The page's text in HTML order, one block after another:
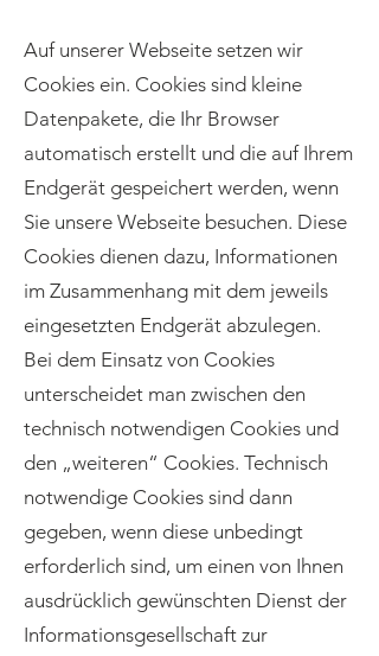
Auf unserer Webseite setzen wir
Cookies ein. Cookies sind kleine
Datenpakete, die Ihr Browser
automatisch erstellt und die auf Ihrem
Endgerät gespeichert werden, wenn
Sie unsere Webseite besuchen. Diese
Cookies dienen dazu, Informationen
im Zusammenhang mit dem jeweils
eingesetzten Endgerät abzulegen.
Bei dem Einsatz von Cookies
unterscheidet man zwischen den
technisch notwendigen Cookies und
den „weiteren“ Cookies. Technisch
notwendige Cookies sind dann
gegeben, wenn diese unbedingt
erforderlich sind, um einen von Ihnen
ausdrücklich gewünschten Dienst der
Informationsgesellschaft zur